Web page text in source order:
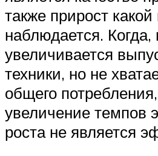
также прирост
наблюдается.
увеличивается
техники, но не
общего
увеличение темпов
роста не является